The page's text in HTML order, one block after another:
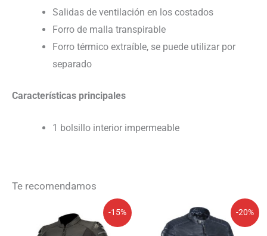
Salidas de ventilación en los costados
Forro de malla transpirable
Forro térmico extraíble, se puede utilizar por
separado
Características principales
1 bolsillo interior impermeable
Te recomendamos
-15%
precio
original
precio
actual
-20%
El
precio
original
precio
actual